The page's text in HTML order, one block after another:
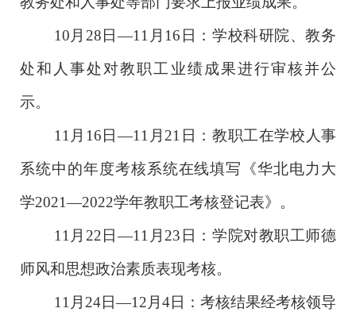
10 月 28 日—11 月 16 日： 学校科研院、教务
处和人事处对教职工业绩成果进行审核并公
示。
11 月 16 日—11 月21 日 ： 教职工在学校人事
系统中的年度考核系统在线填写
《华北电力大
学2021—2022学年教职工考核登记表》 。
11月 22 日—11月 23 日： 学院对教职工师德
师风和思想政治素质表现考核。
11月 24日—1 2 月 4日： 考核结果经考核领导